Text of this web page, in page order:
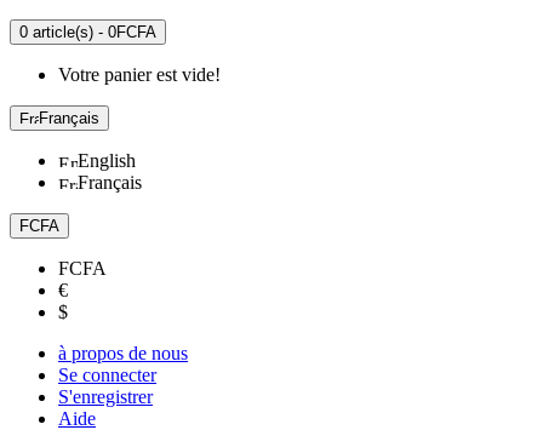
0 article(s) - 0FCFA
Votre panier est vide!
Français
English
Français
FCFA
FCFA
€
$
à propos de nous
Se connecter
S'enregistrer
Aide